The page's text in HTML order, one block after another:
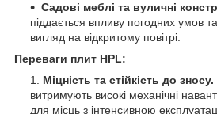
Садові меблі та вуличні
піддається впливу погодних умов та
вигляд на відкритому повітрі.
Переваги плит HPL:
Міцність та стійкість до зносу.
витримують високі механічні
для місць з інтенсивною